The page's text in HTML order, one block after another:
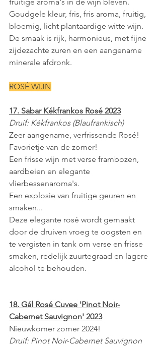
Goudgele kleur, fris, fris aroma, fruitig,
bloemig, licht plantaardige witte wijn.
De smaak is rijk, harmonieus, met fijne
zijdezachte zuren en een aangename
minerale afdronk.
ROSÉ WIJN
17. Sabar Kékfrankos Rosé 2023
Druif: Kékfrankos (Blaufrankisch)
Zeer aangename, verfrissende Rosé!
Favorietje van de zomer!
Een frisse wijn met verse frambozen,
aardbeien en elegante
vlierbessenaroma's.
Een explosie van fruitige geuren en
smaken...
Deze elegante rosé wordt gemaakt
door de druiven vroeg te oogsten en
te vergisten in tank om verse en frisse
smaken, redelijk zuurtegraad en lagere
alcohol te behouden.
18. Gál Rosé Cuvee 'Pinot Noir-
Cabernet Sauvignon' 2023
Nieuwkomer zomer 2024!
Druif: Pinot Noir-Cabernet Sauvignon